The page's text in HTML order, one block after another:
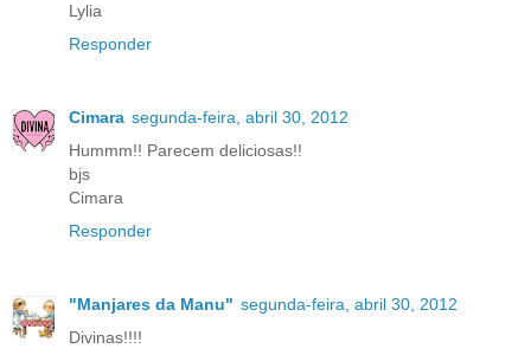
Lylia
Responder
Cimara segunda-feira, abril 30, 2012
Hummm!! Parecem deliciosas!!
bjs
Cimara
Responder
"Manjares da Manu" segunda-feira, abril 30, 2012
Divinas!!!!